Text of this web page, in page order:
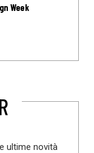
Week
ultime novità